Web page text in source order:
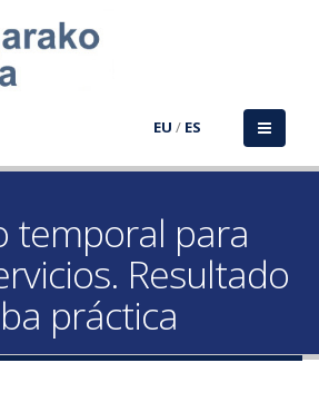
EU / ES
temporal para
Resultado
práctica